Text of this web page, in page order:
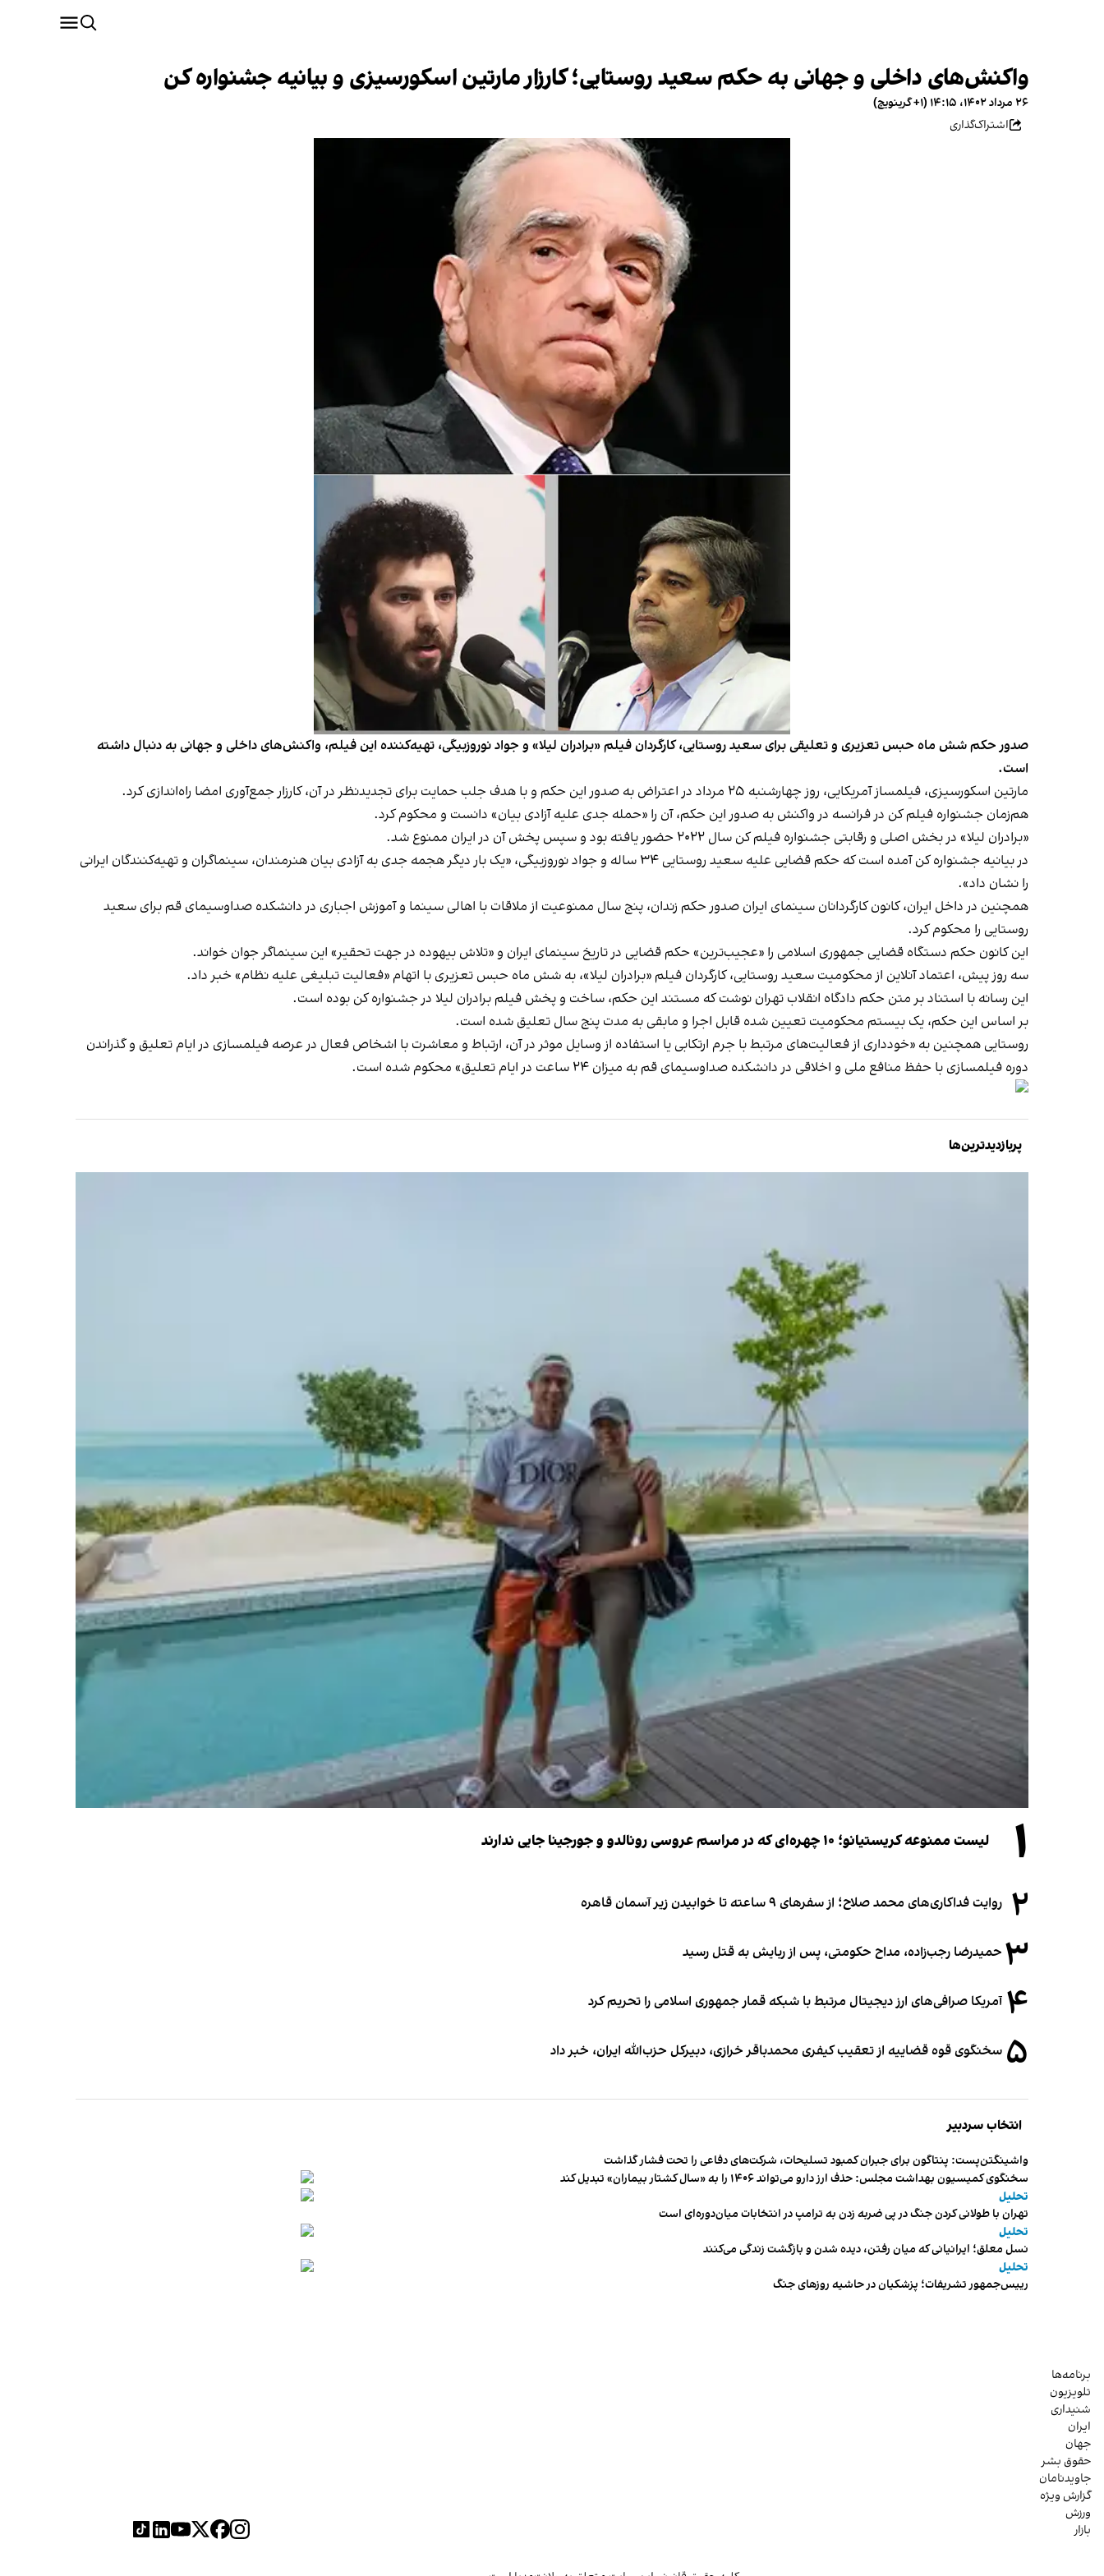
واکنش‌های داخلی و جهانی به حکم سعید روستایی؛ کارزار مارتین اسکورسیزی و بیانیه جشنواره کن
۲۶ مرداد ۱۴۰۲، ۱۴:۱۵ (‎+۱ گرینویچ)
اشتراک‌گذاری
صدور حکم شش ماه حبس تعزیری و تعلیقی برای سعید روستایی، کارگردان فیلم «برادران لیلا» و جواد نوروزبیگی، تهیه‌کننده این فیلم، واکنش‌های داخلی و جهانی به دنبال داشته
است.
مارتین اسکورسیزی، فیلمساز آمریکایی، روز چهارشنبه ۲۵ مرداد در اعتراض به صدور این حکم و با هدف جلب حمایت برای تجدیدنظر در آن، کارزار جمع‌آوری امضا راه‌اندازی کرد.
هم‌زمان جشنواره فیلم کن در فرانسه در واکنش به صدور این حکم، آن را «حمله جدی علیه آزادی بیان» دانست و محکوم کرد.
«برادران لیلا» در بخش اصلی و رقابتی جشنواره فیلم کن سال ۲۰۲۲ حضور یافته بود و سپس پخش آن در ایران ممنوع شد.
در بیانیه جشنواره کن آمده است که حکم قضایی علیه سعید روستایی ۳۴ ساله و جواد نوروزبیگی، «یک بار دیگر هجمه جدی به آزادی بیان هنرمندان، سینماگران و تهیه‌کنندگان ایرانی
را نشان داد».
همچنین در داخل ایران، کانون کارگردانان سینمای ایران صدور حکم زندان، پنج سال ممنوعیت از ملاقات با اهالی سینما و آموزش اجباری در دانشکده صداوسیمای قم برای سعید
روستایی را محکوم کرد.
این کانون حکم دستگاه قضایی جمهوری اسلامی را «عجیب‌ترین» حکم قضایی در تاریخ سینمای ایران و «تلاش بیهوده در جهت تحقیر» این سینماگر جوان خواند.
سه روز پیش، اعتماد آنلاین از محکومیت سعید روستایی، کارگردان فیلم «برادران لیلا»، به شش ماه حبس تعزیری با اتهام «فعالیت تبلیغی علیه نظام» خبر داد.
این رسانه با استناد بر متن حکم دادگاه انقلاب تهران نوشت که مستند این حکم، ساخت و پخش فیلم برادران لیلا در جشنواره کن بوده است.
بر اساس این حکم، یک بیستم محکومیت تعیین شده قابل اجرا و مابقی به مدت پنج سال تعلیق شده است.
روستایی همچنین به «خودداری از فعالیت‌های مرتبط با جرم ارتکابی یا استفاده از وسایل موثر در آن، ارتباط و معاشرت با اشخاص فعال در عرصه فیلمسازی در ایام تعلیق و گذراندن
دوره فیلمسازی با حفظ منافع ملی و اخلاقی در دانشکده صداوسیمای قم به میزان ۲۴ ساعت در ایام تعلیق» محکوم شده است.
پربازدیدترین‌ها
۱ لیست ممنوعه کریستیانو؛ ۱۰ چهره‌ای که در مراسم عروسی رونالدو و جورجینا جایی ندارند
۲ روایت فداکاری‌های محمد صلاح؛ از سفرهای ۹ ساعته تا خوابیدن زیر آسمان قاهره
۳ حمیدرضا رجب‌زاده، مداح حکومتی، پس از ربایش به قتل رسید
۴ آمریکا صرافی‌های ارز دیجیتال مرتبط با شبکه قمار جمهوری اسلامی را تحریم کرد
۵ سخنگوی قوه قضاییه از تعقیب کیفری محمدباقر خرازی، دبیر‌کل حزب‌الله ایران، خبر داد
انتخاب سردبیر
واشینگتن‌پست: پنتاگون برای جبران کمبود تسلیحات، شرکت‌های دفاعی را تحت فشار گذاشت
سخنگوی کمیسیون بهداشت مجلس: حذف ارز دارو می‌تواند ۱۴۰۶ را به «سال کشتار بیماران» تبدیل کند
تحلیل
تهران با طولانی کردن جنگ در پی ضربه زدن به ترامپ در انتخابات میان‌دوره‌ای است
تحلیل
نسل معلق؛ ایرانیانی که میان رفتن، دیده شدن و بازگشت زندگی می‌کنند
تحلیل
رییس‌جمهور تشریفات؛ پزشکیان در حاشیه روزهای جنگ
برنامه‌ها
تلویزیون
شنیداری
ایران
جهان
حقوق بشر
جاویدنامان
گزارش ویژه
ورزش
بازار